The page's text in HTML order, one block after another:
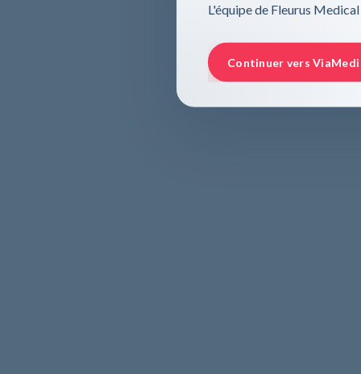
L'équipe de Fleurus Medical
Continuer vers ViaMedi